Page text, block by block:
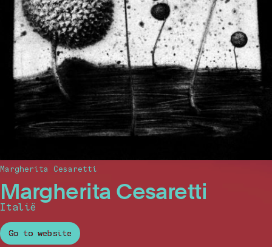
Margherita Cesaretti
Italië
Go to website
Margherita Cesaretti